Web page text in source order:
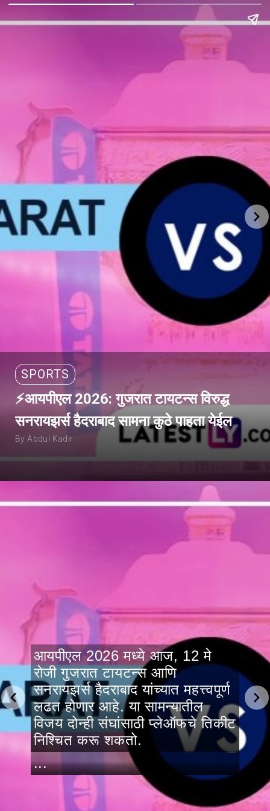
SPORTS
⚡आयपीएल 2026: गुजरात टायटन्स विरुद्ध
सनरायझर्स हैदराबाद सामना कुठे पाहता येईल
By Abdul Kadir
आयपीएल 2026 मध्ये आज, 12 मे
रोजी गुजरात टायटन्स आणि
सनरायझर्स हैदराबाद यांच्यात महत्त्वपूर्ण
लढत होणार आहे. या सामन्यातील
विजय दोन्ही संघांसाठी प्लेऑफचे तिकीट
निश्चित करू शकतो.
...